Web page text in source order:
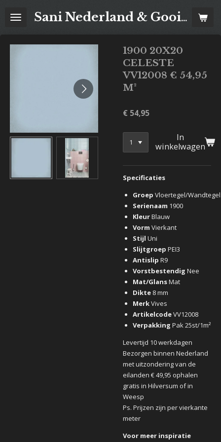
direct
Sani Nederland & Goois Tegelhuis
1900 20X20
CELESTE
VV12008 € 54,95
M²
€ 54,95
In
winkelwagen
Specificaties
Groep Vloertegel/
Serienaam 1900
KleurBlauw
Vorm Vierkant
Stijl Uni
Slijtgroep PEI3
Antislip R9
Vorstbestendig Nee
Mat/GlansMat
Dikte 8 mm
MerkVives
ArtikelcodeVV12008
Verpakking Pak 25st/1m²
Levertijd 10 werkdagen
Bezorgen binnen Nederland
met uitzondering van de
eilanden € 49,95 ophalen
gratis in Hilversum of in
Weesp
Ps. Prijzen zijn per vierkante
meter
Voor meer inspiratie